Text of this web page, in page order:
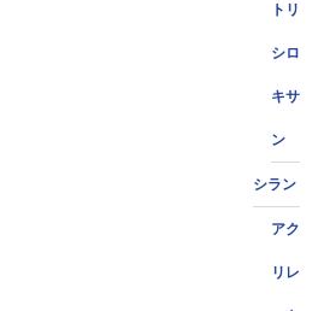
トリ
シロ
キサ
ン
シラン
アク
リレ